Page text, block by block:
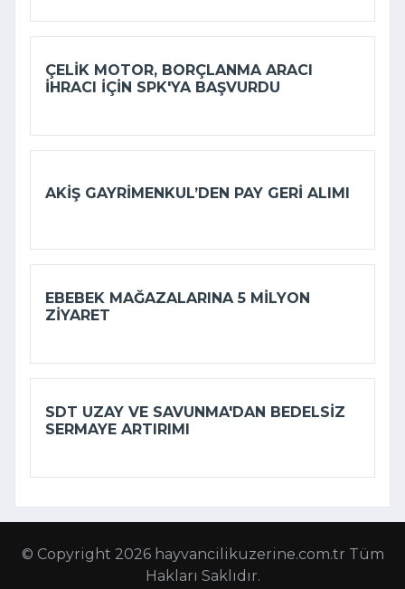
ÇELIK MOTOR, BORÇLANMA ARACI
IHRACI IÇIN SPK'YA BAŞVURDU
AKIŞ GAYRIMENKUL’DEN PAY GERI ALIMI
EBEBEK MAĞAZALARINA 5 MILYON
ZIYARET
SDT UZAY VE SAVUNMA'DAN BEDELSIZ
SERMAYE ARTIRIMI
© Copyright 2026 hayvancilikuzerine.com.tr Tüm
Hakları Saklıdır.